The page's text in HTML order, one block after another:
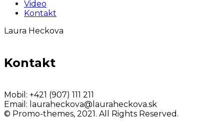
Video
Kontakt
Laura Heckova
Kontakt
Mobil: +421 (907) 111 211
Email: lauraheckova@lauraheckova.sk
© Promo-themes, 2021. All Rights Reserved.